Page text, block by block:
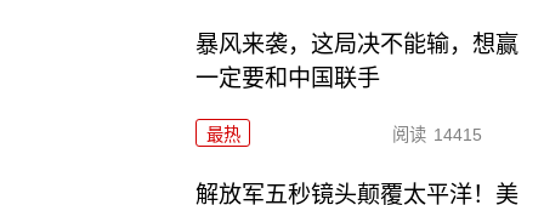
暴风来袭，这局决不能输，想赢
一定要和中国联手
最热 阅读 14415
解放军五秒镜头颠覆太平洋！美